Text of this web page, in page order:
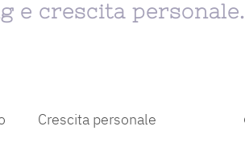
e crescita personale.
Crescita personale